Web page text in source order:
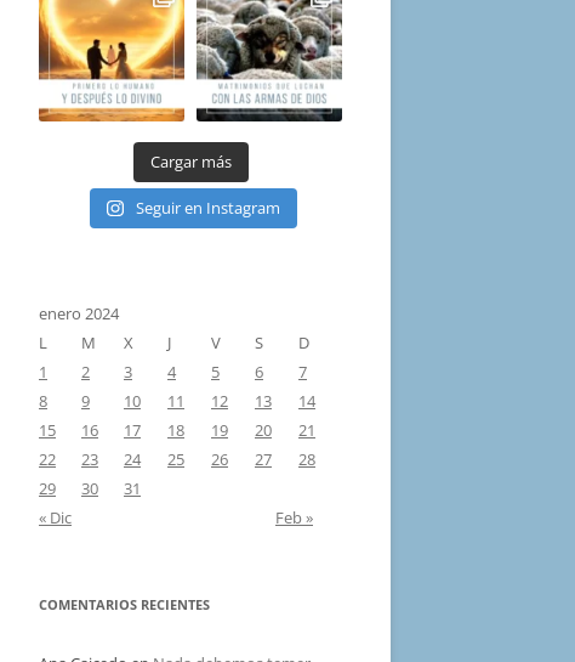
Cargar más
Seguir en Instagram
enero 2024
L
M X J V S
D
1
2 3 4 5 6
7
8
9 10 11 12 13
14
15
16 17 18 19 20
21
22
23 24 25 26 27
28
29
30
31
« Dic
Feb »
COMENTARIOS RECIENTES